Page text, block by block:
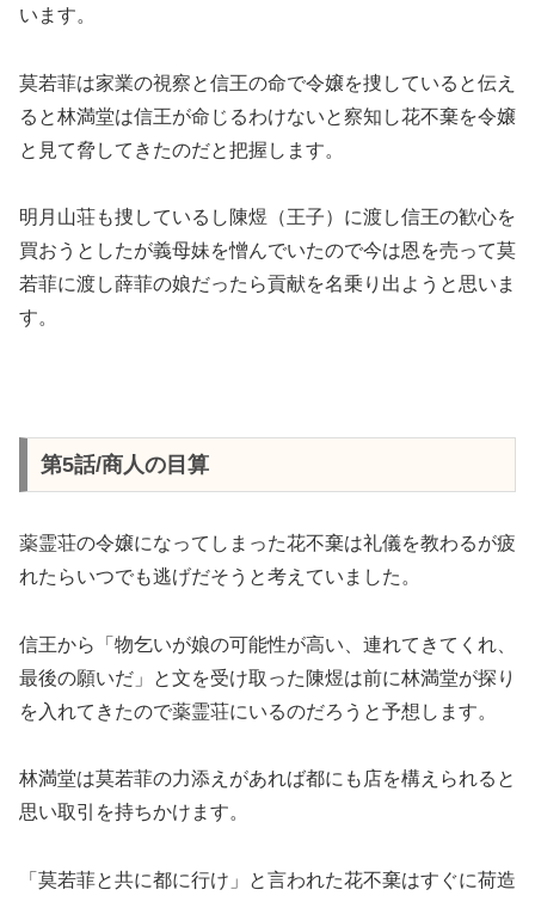
います。
莫若菲は家業の視察と信王の命で令嬢を捜していると伝え
ると林満堂は信王が命じるわけないと察知し花不棄を令嬢
と見て脅してきたのだと把握します。
明月山荘も捜しているし陳煜（王子）に渡し信王の歓心を
買おうとしたが義母妹を憎んでいたので今は恩を売って莫
若菲に渡し薛菲の娘だったら貢献を名乗り出ようと思いま
す。
第5話/商人の目算
薬霊荘の令嬢になってしまった花不棄は礼儀を教わるが疲
れたらいつでも逃げだそうと考えていました。
信王から「物乞いが娘の可能性が高い、連れてきてくれ、
最後の願いだ」と文を受け取った陳煜は前に林満堂が探り
を入れてきたので薬霊荘にいるのだろうと予想します。
林満堂は莫若菲の力添えがあれば都にも店を構えられると
思い取引を持ちかけます。
「莫若菲と共に都に行け」と言われた花不棄はすぐに荷造